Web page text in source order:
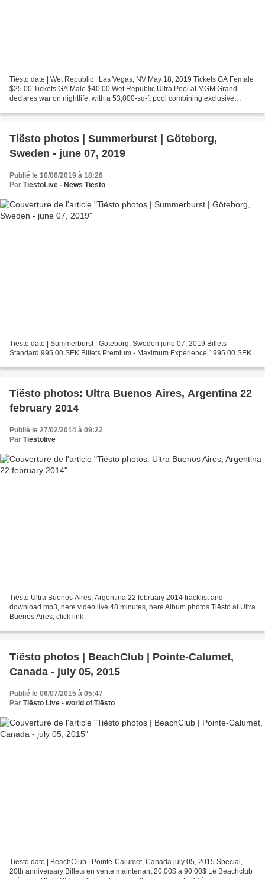
Tiësto date | Wet Republic | Las Vegas, NV May 18, 2019 Tickets GA Female
$25.00 Tickets GA Male $40.00 Wet Republic Ultra Pool at MGM Grand
declares war on nightlife, with a 53,000-sq-ft pool combining exclusive
Tiësto photos | Summerburst | Göteborg,
Sweden - june 07, 2019
Publié le 10/06/2019 à 18:26
Par TiestoLive - News Tiësto
Tiësto date | Summerburst | Göteborg, Sweden june 07, 2019 Billets
Standard 995.00 SEK Billets Premium - Maximum Experience 1995.00 SEK
Tiësto photos: Ultra Buenos Aires, Argentina 22
february 2014
Publié le 27/02/2014 à 09:22
Par Tiëstolive
Tiësto Ultra Buenos Aires, Argentina 22 february 2014 tracklist and
download mp3, here video live 48 minutes, here Album photos Tiësto at Ultra
Buenos Aires, click link
Tiësto photos | BeachClub | Pointe-Calumet,
Canada - july 05, 2015
Publié le 06/07/2015 à 05:47
Par Tiësto Live - world of Tiësto
Tiësto date | BeachClub | Pointe-Calumet, Canada july 05, 2015 Special,
20th anniversary Billets en vente maintenant 20.00$ à 90.00$ Le Beachclub